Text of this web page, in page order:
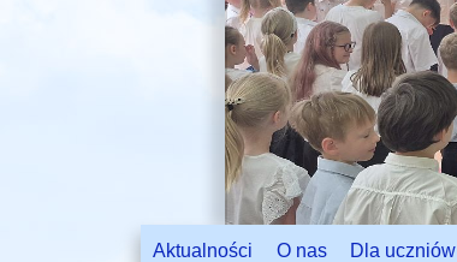
Aktualności O nas Dla uczniów